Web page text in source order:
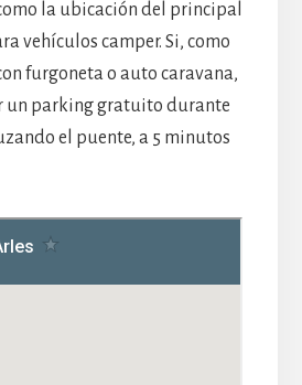
la ubicación del principal
vehículos camper. Si, como
furgoneta o auto caravana,
un parking gratuito durante
el puente, a 5 minutos